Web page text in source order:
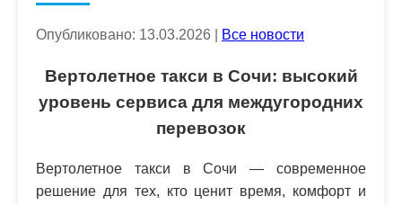
Опубликовано: 13.03.2026 | Все новости
Вертолетное такси в Сочи: высокий
уровень сервиса для междугородних
перевозок
Вертолетное такси в Сочи — современное
решение для тех, кто ценит время, комфорт и